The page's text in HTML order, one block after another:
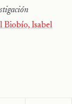
Biobío, Isabel